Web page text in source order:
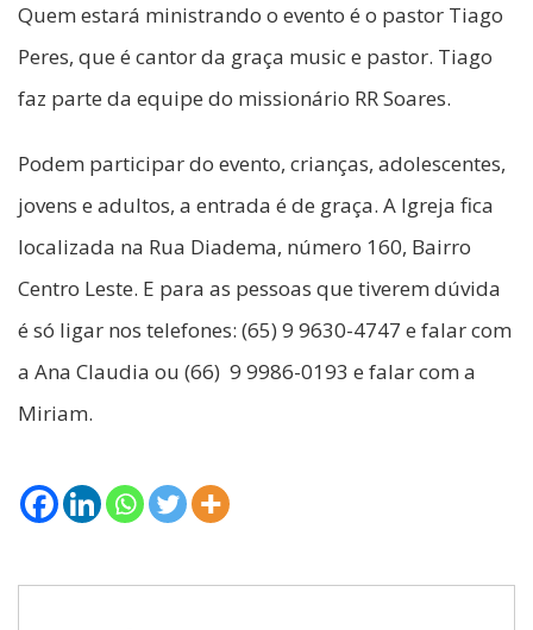
Quem estará ministrando o evento é o pastor Tiago
Peres, que é cantor da graça music e pastor. Tiago
faz parte da equipe do missionário RR Soares.
Podem participar do evento, crianças, adolescentes,
jovens e adultos, a entrada é de graça. A Igreja fica
localizada na Rua Diadema, número 160, Bairro
Centro Leste. E para as pessoas que tiverem dúvida
é só ligar nos telefones: (65) 9 9630-4747 e falar com
a Ana Claudia ou (66) 9 9986-0193 e falar com a
Miriam.